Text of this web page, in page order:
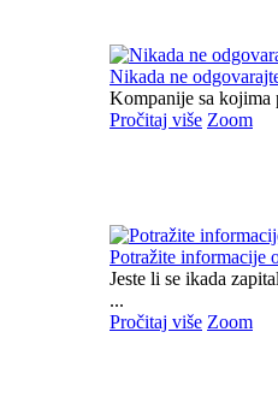
Nikada ne
Kompanije sa kojima
Pročitaj više Zoom
Potražite informacije
Jeste li se ikada
...
Pročitaj više Zoom